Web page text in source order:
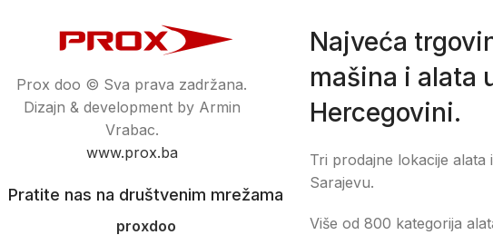
Prox doo © Sva prava zadržana.
Dizajn & development by Armin
Vrabac.
www.prox.ba
Pratite nas na društvenim mrežama
proxdoo
Najveća
mašina i alata
Hercegovini.
Tri prodajne lokacije alata
Sarajevu.
Više od 800 kategorija